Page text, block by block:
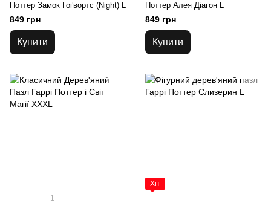
Поттер Замок Гоґвортс (Night) L
849 грн
Купити
Поттер Алея Діагон L
849 грн
Купити
1
Хіт